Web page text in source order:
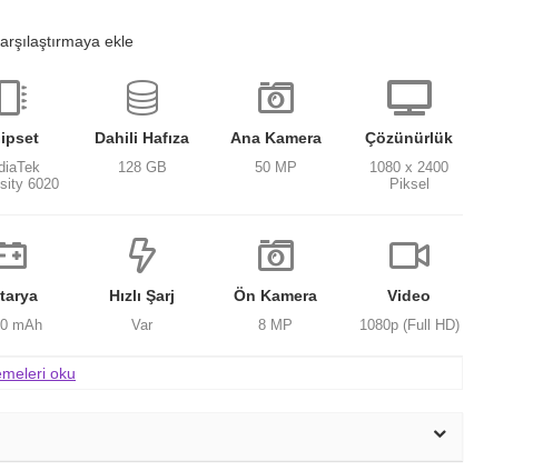
ekle
6020
Dahili Hafıza
128 GB
Ana Kamera
50 MP
Çözünürlük
1080 x 2400
Piksel
mAh
Hızlı Şarj
Var
Ön Kamera
8 MP
Video
1080p (Full HD)
oku